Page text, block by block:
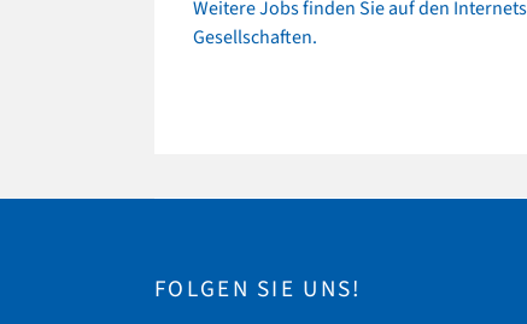
Weitere Jobs finden Sie auf den
Gesellschaften.
FOLGEN SIE UNS!